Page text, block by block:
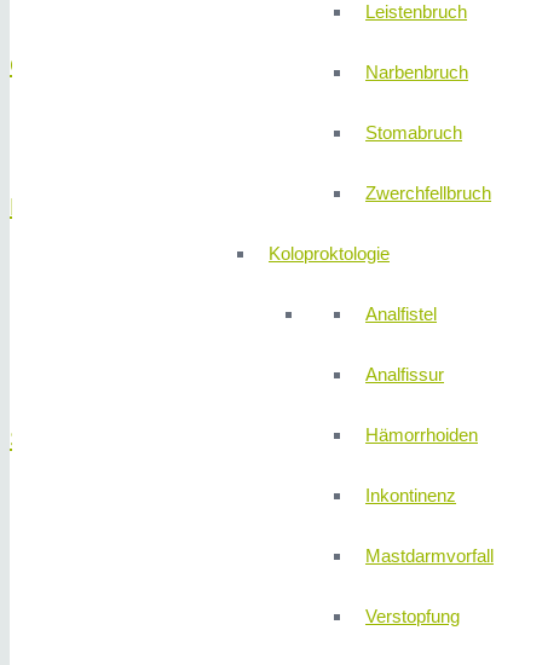
Leistenbruch
Narbenbruch
Stomabruch
Zwerchfellbruch
Koloproktologie
Analfistel
Analfissur
Hämorrhoiden
Inkontinenz
Mastdarmvorfall
Verstopfung
Gallengänge
Magen
Polypen oder Frühformen von Magenkrebs
Speiseröhre
Achalasie, Nussknacker-Ösophagus oder Jackhammer-
Endosonographische Beurteilung von gut- und bösartigen
Polypen oder Frühformen von Speiseröhrenkrebs